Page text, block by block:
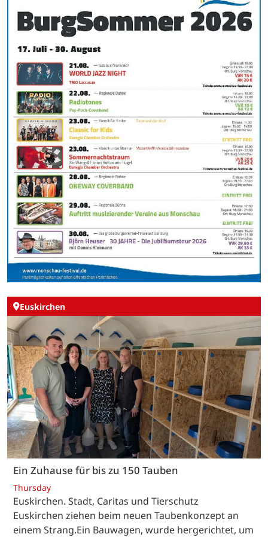
Euskirchen
Ein Zuhause für bis zu 150 Tauben
Thursday
Euskirchen. Stadt, Caritas und Tierschutz
Euskirchen ziehen beim neuen Taubenkonzept an
einem Strang.Ein Bauwagen, wurde hergerichtet, um